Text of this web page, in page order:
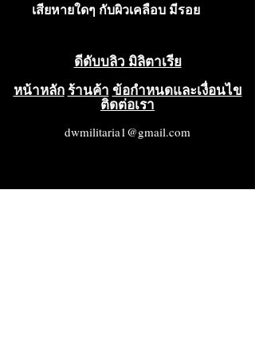
เสียหายใดๆ กับผิวเคลือบ มีรอย
เครื่องหมายผู้ผลิตอยู่ด้านหลังเป็น
ภาษาเกาหลี พร้อมเข็มกลัด สภาพ
ดีมาก (VG++++)
ดีดับบลิว มิลิตาเรีย
หน้าหลัก ร้านค้า ข้อกำหนดและเงื่อนไข
ติดต่อเรา
dwmilitaria1@gmail.com